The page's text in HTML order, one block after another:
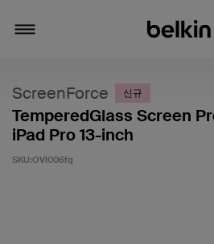
ScreenForce 신규
TemperedGlass Screen
iPad Pro 13-inch
SKU:OVI006fq